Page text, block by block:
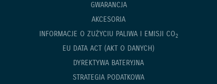
GWARANCJA
AKCESORIA
INFORMACJE O ZUŻYCIU PALIWA I EMISJI CO2
EU DATA ACT (AKT O DANYCH)
DYREKTYWA BATERYJNA
STRATEGIA PODATKOWA